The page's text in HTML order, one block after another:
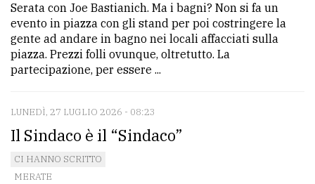
comune
Ricerca
avanzata
LE
ALTRE
TESTATE
Serata con Joe Bastianich. Ma i bagni? Non si fa un
evento in piazza con gli stand per poi costringere la
gente ad andare in bagno nei locali affacciati sulla
piazza. Prezzi folli ovunque, oltretutto. La
partecipazione, per essere ...
LUNEDÌ, 27 LUGLIO 2026 - 08:23
Il Sindaco è il “Sindaco”
CI HANNO SCRITTO
MERATE